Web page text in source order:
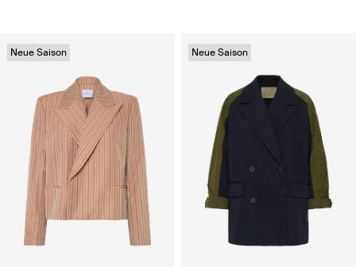
Neue Saison Neue Saison